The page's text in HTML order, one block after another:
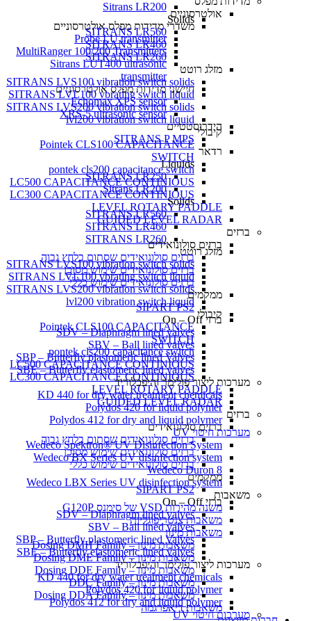
אולטרסוניים
משדרי מדידות מפלס אולטרסוניים
Probe LU transmitter
MultiRanger 100/200 Transmitters
Sitrans LUT400 ultrasonic
transmitter
חיישני מדידות מפלס אולטרסוניים
Echomax XPS sensor
XRS-5 ultrasonic sensor
הידרוסטטיים
SITRANS P MPS
רדאר
Liquids
SITRANS LR250
Sitrans LR200
Solids
SITRANS LR560
SITRANS LR460
SITRANS LR260
מזלג רוטט
SITRANS LVS100 vibration switch solids
SITRANS LVL100 vbrating switch liquid
SITRANS LVS200 vibration switch solids
lvl200 vibration switch liquid
קיבולי
Pointek CLS100 CAPACITANCE
SWITCH
pontek cls200 capacitance switch
LC500 CAPACITANCE CONTINIOUS
LC300 CAPACITANCE CONTINIOUS
LEVEL ROTARY PADDLE
GUIDED LEVEL RADAR
ברזים
ברזים סולונואידים
ברזים סולונואידים שסתום בלחץ גבוה
ברזים סולונואידים שימוש מסוכן
ברזים סולונואידים שימוש כללי
ממקמים
SIPART PS2
ברזי On – Off
SDV – Diaphragm lined valves
SBV – Ball lined valves
SBP – Butterfly plastomeric lined Valves
SBE – Butterfly elastomeric lined valves
מערכות ליצור פולימר והיפכלוריד
KD 440 for dry water treatment chemicals
Polydos 420 for liquid polymer
Polydos 412 for dry and liquid polymer
מערכות חיטוי UV
Sitrans LR200
Solids
SITRANS LR560
SITRANS LR460
SITRANS LR260
מזלג רוטט
SITRANS LVS100 vibration switch solids
SITRANS LVL100 vbrating switch liquid
SITRANS LVS200 vibration switch solids
lvl200 vibration switch liquid
קיבולי
Pointek CLS100 CAPACITANCE
SWITCH
pontek cls200 capacitance switch
LC500 CAPACITANCE CONTINIOUS
LC300 CAPACITANCE CONTINIOUS
LEVEL ROTARY PADDLE
GUIDED LEVEL RADAR
ברזים
ברזים סולונואידים
ברזים סולונואידים שסתום בלחץ גבוה
ברזים סולונואידים שימוש מסוכן
ברזים סולונואידים שימוש כללי
ממקמים
SIPART PS2
ברזי On – Off
SDV – Diaphragm lined valves
SBV – Ball lined valves
SBP – Butterfly plastomeric lined Valves
SBE – Butterfly elastomeric lined valves
מערכות ליצור פולימר והיפכלוריד
KD 440 for dry water treatment chemicals
Polydos 420 for liquid polymer
Polydos 412 for dry and liquid polymer
מערכות חיטוי UV
Wedeco Spektron® UV Disinfection System
Wedeco BX Series UV disinfection system
Wedeco Duron 8
Wedeco LBX Series UV disinfection system
משאבות
משנה מהירות VSD של סימנס G120P
משאבות צנטריפוגליות
משאבות מינון
משאבות מינון – Dosing DMH Family
משאבות מינון – Dosing DME Family
משאבות מינון – Dosing DDE Family
משאבות מינון – DDC Family
משאבות מינון – Dosing DDA Family
משאבות דיאפרגמה